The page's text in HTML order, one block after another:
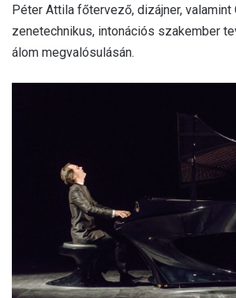
Péter Attila főtervező, dizájner,
zenetechnikus, intonációs szakember
álom megvalósulásán.